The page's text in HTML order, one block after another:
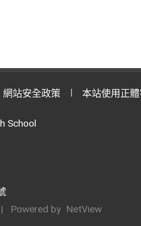
網站安全政策 本站使用正
School
Powered by NetView